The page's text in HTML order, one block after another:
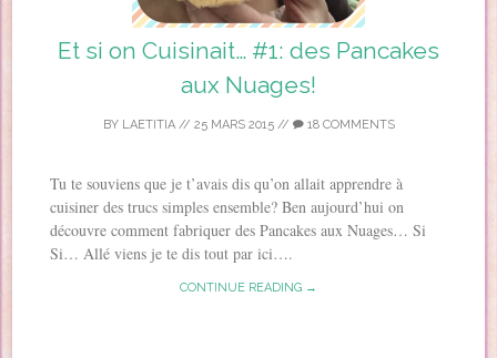
Et si on Cuisinait… #1: des Pancakes
aux Nuages!
BY LAETITIA// 25 MARS 2015// 18 COMMENTS
Tu te souviens que je t’avais dis qu’on allait apprendre à
cuisiner des trucs simples ensemble? Ben aujourd’hui on
découvre comment fabriquer des Pancakes aux Nuages… Si
Si… Allé viens je te dis tout par ici….
CONTINUE READING →